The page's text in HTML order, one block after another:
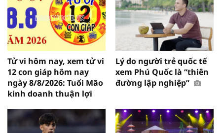
Tử vi hôm nay, xem tử vi
12 con giáp hôm nay
ngày 8/8/2026: Tuổi Mão
kinh doanh thuận lợi
Lý do người trẻ quốc tế
xem Phú Quốc là “thiên
đường lập nghiệp”